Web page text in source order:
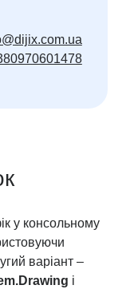
у консольному
варіант –
і